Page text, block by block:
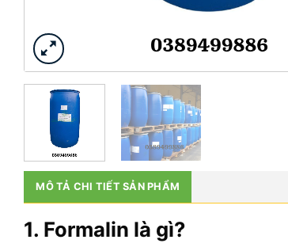
MÔ TẢ CHI TIẾT SẢN PHẨM
1. Formalin là gì?